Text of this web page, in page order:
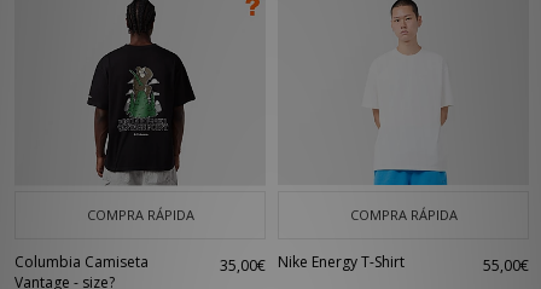
COMPRA RÁPIDA
Columbia Camiseta
Vantage - size?
35,00€
COMPRA RÁPIDA
Nike Energy T-Shirt 55,00€